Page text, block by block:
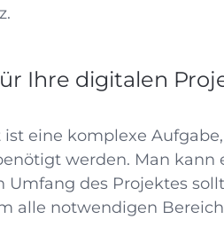
Ihre digitalen
eine komplexe
werden. Man kann
Umfang des Projektes
alle notwendigen